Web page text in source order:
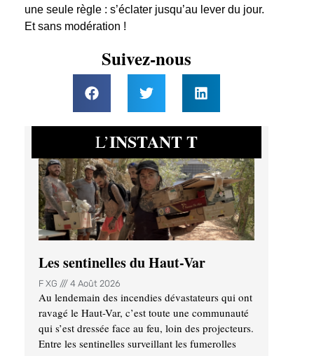
une seule règle : s’éclater jusqu’au lever du jour.
Et sans modération !
Suivez-nous
L’INSTANT T
Les sentinelles du Haut-Var
F XG 4 Août 2026
Au lendemain des incendies dévastateurs qui ont
ravagé le Haut-Var, c’est toute une communauté
qui s’est dressée face au feu, loin des projecteurs.
Entre les sentinelles surveillant les fumerolles